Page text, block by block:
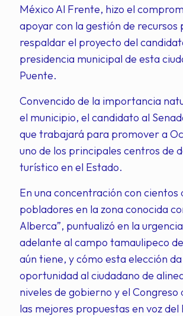
México Al Frente, hizo el
apoyar con la gestión de recursos
respaldar el proyecto del
presidencia municipal de esta
Puente.
Convencido de la importancia
el municipio, el candidato al
que trabajará para promover a
uno de los principales centros de
turístico en el Estado.
En una concentración con cientos
pobladores en la zona conocida
Alberca”, puntualizó en la
adelante al campo tamaulipeco
aún tiene, y cómo esta elección
oportunidad al ciudadano de
niveles de gobierno y el Congreso
las mejores propuestas en voz del